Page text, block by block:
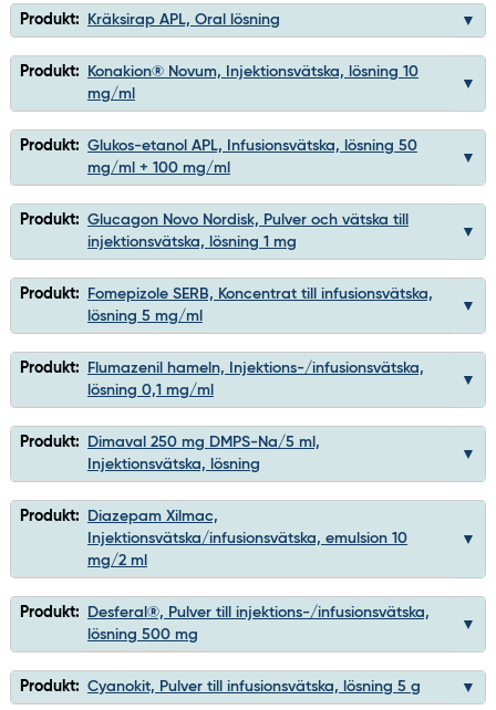
Produkt: Kräksirap APL, Oral lösning
Produkt:
Konakion® Novum, Injektionsvätska, lösning 10
mg/ml
Produkt: Glukos-etanol APL, Infusionsvätska, lösning 50
mg/ml + 100 mg/ml
Produkt: Glucagon Novo Nordisk, Pulver och vätska till
injektionsvätska, lösning 1 mg
Produkt:
Fomepizole SERB, Koncentrat till infusionsvätska,
lösning 5 mg/ml
Produkt:
Flumazenil hameln, Injektions-/infusionsvätska,
lösning 0,1 mg/ml
Produkt:
Dimaval 250 mg DMPS-Na/5 ml,
Injektionsvätska, lösning
Produkt:
Diazepam Xilmac,
Injektionsvätska/infusionsvätska, emulsion 10
mg/2 ml
Produkt:
Desferal®, Pulver till injektions-/infusionsvätska,
lösning 500 mg
Produkt: Cyanokit, Pulver till infusionsvätska, lösning 5 g